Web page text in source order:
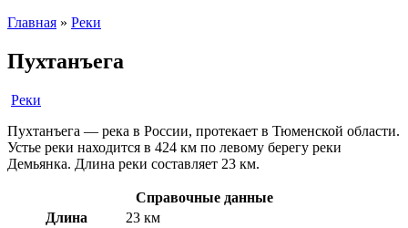
Главная » Реки
Пухтанъега
Реки
Пухтанъега — река в России, протекает в Тюменской области.
Устье реки находится в 424 км по левому берегу реки
Демьянка. Длина реки составляет 23 км.
Справочные данные
Длина
23 км